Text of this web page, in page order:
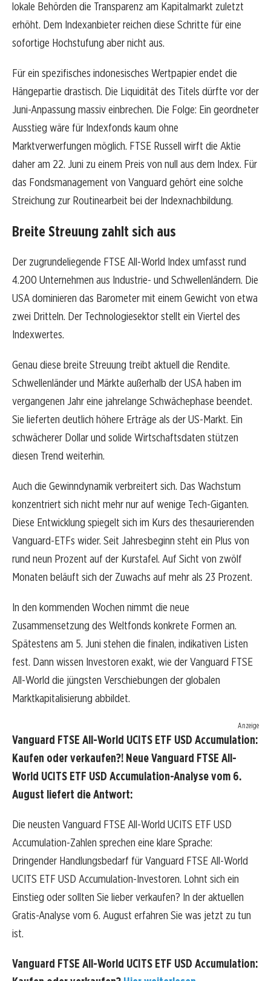
lokale Behörden die Transparenz am Kapitalmarkt zuletzt
erhöht. Dem Indexanbieter reichen diese Schritte für eine
sofortige Hochstufung aber nicht aus.
Für ein spezifisches indonesisches Wertpapier endet die
Hängepartie drastisch. Die Liquidität des Titels dürfte vor der
Juni-Anpassung massiv einbrechen. Die Folge: Ein geordneter
Ausstieg wäre für Indexfonds kaum ohne
Marktverwerfungen möglich. FTSE Russell wirft die Aktie
daher am 22. Juni zu einem Preis von null aus dem Index. Für
das Fondsmanagement von Vanguard gehört eine solche
Streichung zur Routinearbeit bei der Indexnachbildung.
Breite Streuung zahlt sich aus
Der zugrundeliegende FTSE All-World Index umfasst rund
4.200 Unternehmen aus Industrie- und Schwellenländern. Die
USA dominieren das Barometer mit einem Gewicht von etwa
zwei Dritteln. Der Technologiesektor stellt ein Viertel des
Indexwertes.
Genau diese breite Streuung treibt aktuell die Rendite.
Schwellenländer und Märkte außerhalb der USA haben im
vergangenen Jahr eine jahrelange Schwächephase beendet.
Sie lieferten deutlich höhere Erträge als der US-Markt. Ein
schwächerer Dollar und solide Wirtschaftsdaten stützen
diesen Trend weiterhin.
Auch die Gewinndynamik verbreitert sich. Das Wachstum
konzentriert sich nicht mehr nur auf wenige Tech-Giganten.
Diese Entwicklung spiegelt sich im Kurs des thesaurierenden
Vanguard-ETFs wider. Seit Jahresbeginn steht ein Plus von
rund neun Prozent auf der Kurstafel. Auf Sicht von zwölf
Monaten beläuft sich der Zuwachs auf mehr als 23 Prozent.
In den kommenden Wochen nimmt die neue
Zusammensetzung des Weltfonds konkrete Formen an.
Spätestens am 5. Juni stehen die finalen, indikativen Listen
fest. Dann wissen Investoren exakt, wie der Vanguard FTSE
All-World die jüngsten Verschiebungen der globalen
Marktkapitalisierung abbildet.
Anzeige
Vanguard FTSE All-World UCITS ETF USD Accumulation:
Kaufen oder verkaufen?! Neue Vanguard FTSE All-
World UCITS ETF USD Accumulation-Analyse vom 6.
August liefert die Antwort:
Die neusten Vanguard FTSE All-World UCITS ETF USD
Accumulation-Zahlen sprechen eine klare Sprache:
Dringender Handlungsbedarf für Vanguard FTSE All-World
UCITS ETF USD Accumulation-Investoren. Lohnt sich ein
Einstieg oder sollten Sie lieber verkaufen? In der aktuellen
Gratis-Analyse vom 6. August erfahren Sie was jetzt zu tun
ist.
Vanguard FTSE All-World UCITS ETF USD Accumulation: